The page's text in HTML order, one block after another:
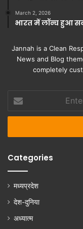
March 2, 2026
भारत में लॉन्च हुआ
Jannah is a Clean
News and Blog
completely
your
Email
Categories
मध्यप्रदेश
देश-दुनिया
अध्यात्म